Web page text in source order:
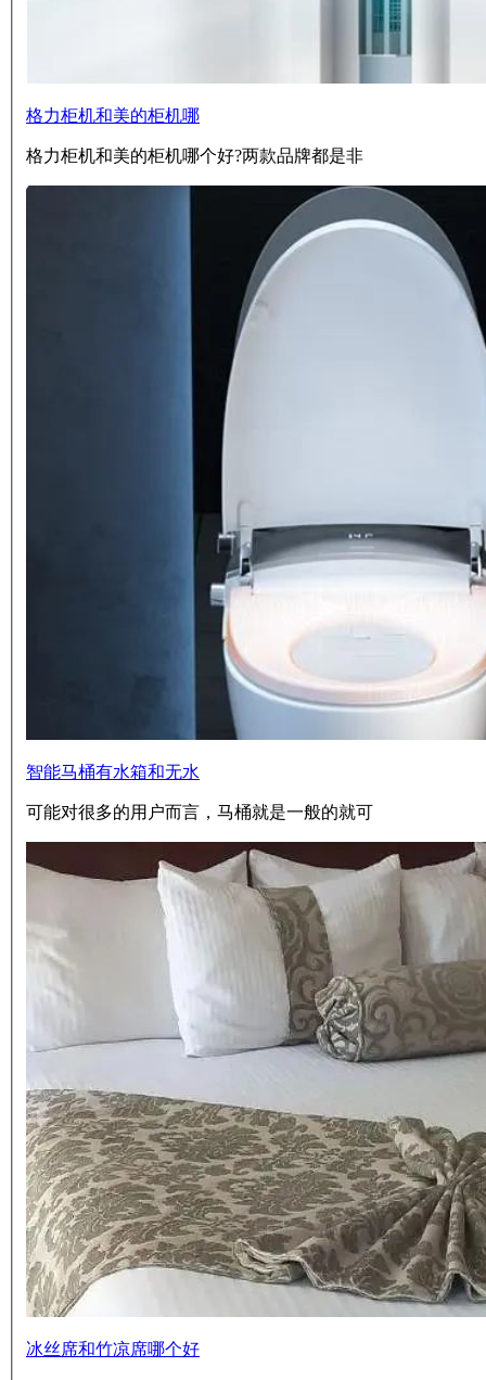
格力柜机和美的柜机哪
格力柜机和美的柜机哪个好?两款品牌都是非
智能马桶有水箱和无水
可能对很多的用户而言，马桶就是一般的就可
冰丝席和竹凉席哪个好